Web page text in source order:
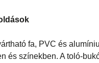
fa, PVC és
és színekben. A toló-